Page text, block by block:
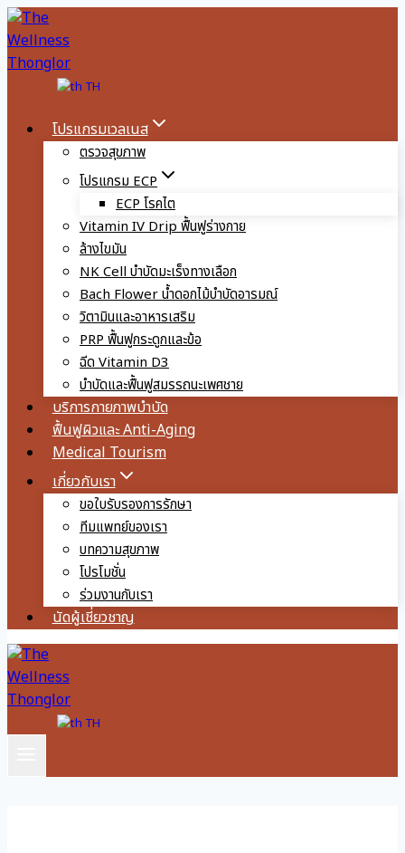
Skip
to
content
TH
โปรแกรมเวลเนส
ตรวจสุขภาพ
โปรแกรม ECP
ECP โรคไต
Vitamin IV Drip ฟื้นฟูร่างกาย
ล้างไขมัน
NK Cell บำบัดมะเร็งทางเลือก
Bach Flower น้ำดอกไม้บำบัดอารมณ์
วิตามินและอาหารเสริม
PRP ฟื้นฟูกระดูกและข้อ
ฉีด Vitamin D3
บำบัดและฟื้นฟูสมรรถนะเพศชาย
บริการกายภาพบำบัด
ฟื้นฟูผิวและ Anti-Aging
Medical Tourism
เกี่ยวกับเรา
ขอใบรับรองการรักษา
ทีมแพทย์ของเรา
บทความสุขภาพ
โปรโมชั่น
ร่วมงานกับเรา
นัดผู้เชี่ยวชาญ
TH